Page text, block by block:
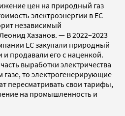
цен на природный газ
электроэнергии в ЕС
независимый
Хазанов. — В 2022–2023
ЕС закупали природный
и продавали его с наценкой.
выработки электричества
газе, то электрогенерирующие
пересматривать свои тарифы,
на промышленность и